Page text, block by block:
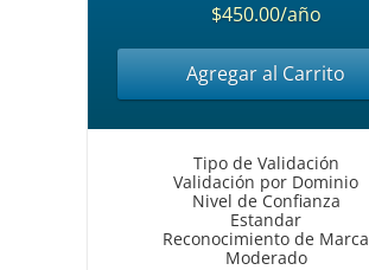
$450.00/año
Agregar al Carrito
Tipo de Validación
Validación por Dominio
Nivel de Confianza
Estandar
Reconocimiento de Marca
Moderado